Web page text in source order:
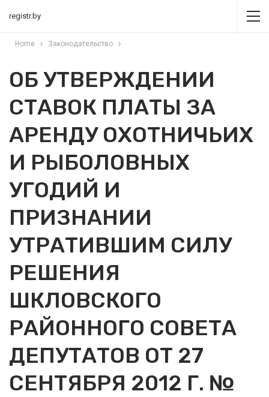
registr.by
Home Законодательство
ОБ УТВЕРЖДЕНИИ
СТАВОК ПЛАТЫ ЗА
АРЕНДУ ОХОТНИЧЬИХ
И РЫБОЛОВНЫХ
УГОДИЙ И
ПРИЗНАНИИ
УТРАТИВШИМ СИЛУ
РЕШЕНИЯ
ШКЛОВСКОГО
РАЙОННОГО СОВЕТА
ДЕПУТАТОВ ОТ 27
СЕНТЯБРЯ 2012 Г. №